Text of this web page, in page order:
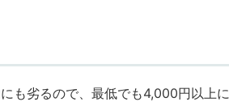
も劣るので、最低でも4,000円以上に